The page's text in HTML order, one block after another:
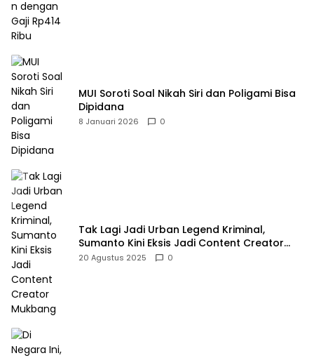
MUI Soroti Soal Nikah Siri dan Poligami Bisa
Dipidana
8 Januari 2026 0
Tak Lagi Jadi Urban Legend Kriminal,
Sumanto Kini Eksis Jadi Content Creator
Mukbang
20 Agustus 2025 0